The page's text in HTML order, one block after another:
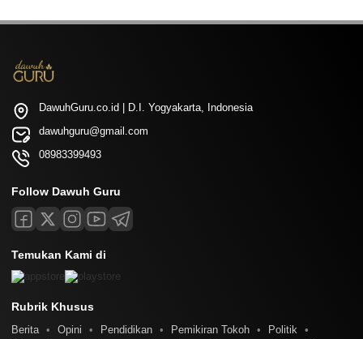
DawuhGuru.co.id | D.I. Yogyakarta, Indonesia
dawuhguru@gmail.com
08983399493
Follow Dawuh Guru
Temukan Kami di
Rubrik Khusus
Berita Opini Pendidikan Pemikiran Tokoh
Politik